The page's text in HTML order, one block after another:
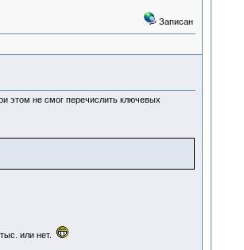
Записан
этом не смог перечислить ключевых
или нет.